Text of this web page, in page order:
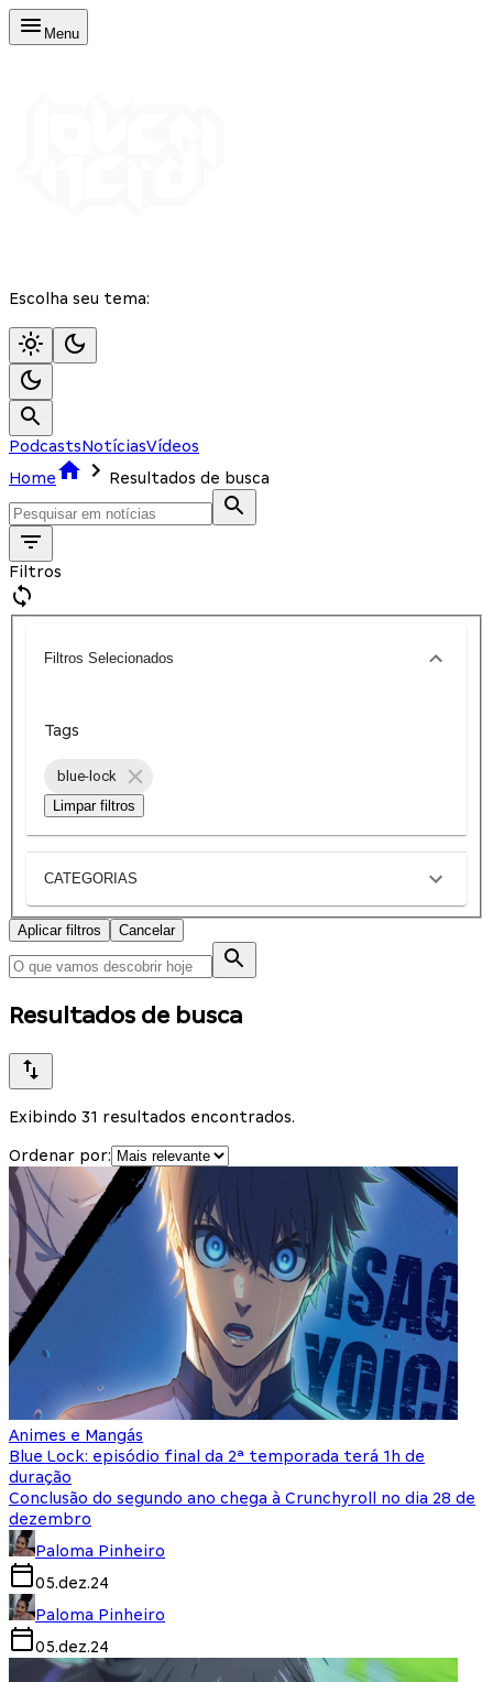
Menu
Escolha seu tema:
PodcastsNotíciasVídeos
Home
Resultados de busca
Filtros
Filtros Selecionados
Tags
blue-lock
Limpar filtros
CATEGORIAS
Aplicar filtros Cancelar
Resultados de busca
Exibindo 31 resultados encontrados.
Ordenar por:
Animes e Mangás
Blue Lock: episódio final da 2ª temporada terá 1h de
duração
Conclusão do segundo ano chega à Crunchyroll no dia 28 de
dezembro
Paloma Pinheiro
05.dez.24
Paloma Pinheiro
05.dez.24